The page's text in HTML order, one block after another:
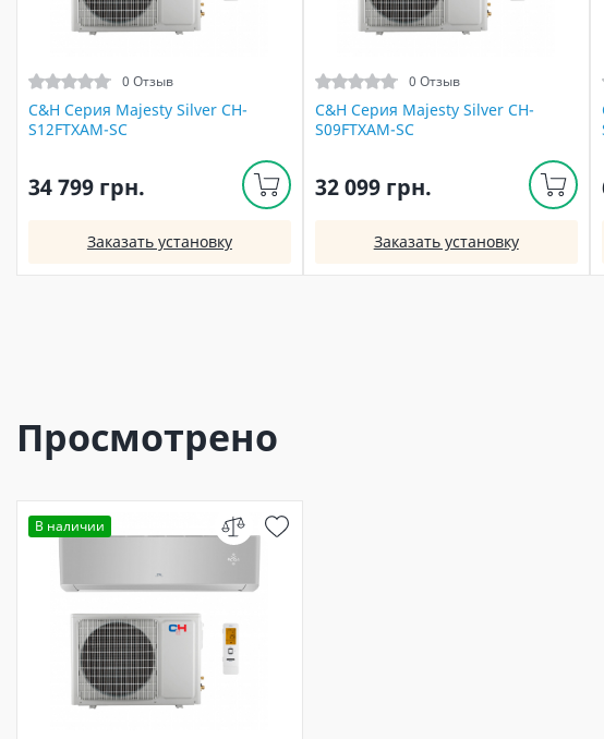
0 Отзыв
C&H Серия Majesty Silver CH-
S12FTXAM-SC
34 799 грн.
Заказать установку
0 Отзыв
C&H Серия Majesty Silver CH-
S09FTXAM-SC
32 099 грн.
Заказать установку
Просмотрено
В наличии